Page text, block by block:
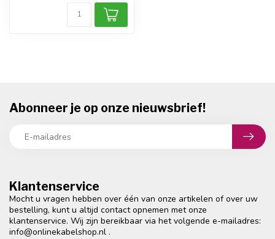
Klantenservice
Mocht u vragen hebben over één van onze artikelen of over uw
bestelling, kunt u altijd contact opnemen met onze
klantenservice. Wij zijn bereikbaar via het volgende e-mailadres:
info@onlinekabelshop.nl .
Abonneer je op onze nieuwsbrief!